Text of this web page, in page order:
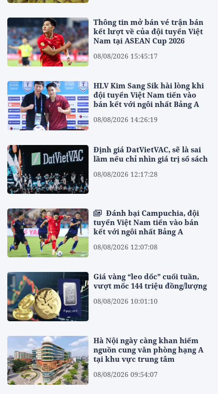
Thông tin mở bán vé trận bán
kết lượt về của đội tuyển Việt
Nam tại ASEAN Cup 2026
08/08/2026 15:45:17
HLV Kim Sang Sik hài lòng khi
đội tuyển Việt Nam tiến vào
bán kết với ngôi nhất Bảng A
08/08/2026 14:26:19
Định giá DatVietVAC, sẽ là sai
lầm nếu chỉ nhìn giá trị sổ sách
08/08/2026 12:17:28
Đánh bại Campuchia, đội
tuyển Việt Nam tiến vào bán
kết với ngôi nhất Bảng A
08/08/2026 12:07:08
Giá vàng “leo dốc” cuối tuần,
vượt mốc 144 triệu đồng/lượng
08/08/2026 10:01:10
Hà Nội ngày càng khan hiếm
nguồn cung văn phòng hạng A
tại khu vực trung tâm
08/08/2026 09:54:07